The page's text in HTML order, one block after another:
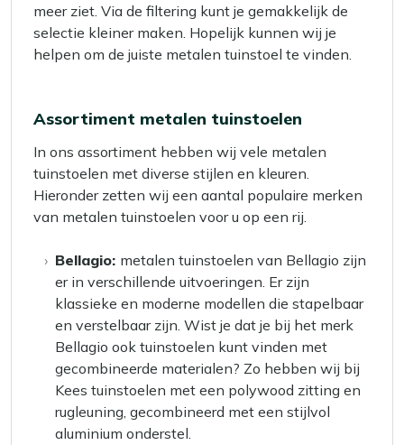
meer ziet. Via de filtering kunt je gemakkelijk de
selectie kleiner maken. Hopelijk kunnen wij je
helpen om de juiste metalen tuinstoel te vinden.
Assortiment metalen tuinstoelen
In ons assortiment hebben wij vele metalen
tuinstoelen met diverse stijlen en kleuren.
Hieronder zetten wij een aantal populaire merken
van metalen tuinstoelen voor u op een rij.
Bellagio: metalen tuinstoelen van Bellagio zijn
er in verschillende uitvoeringen. Er zijn
klassieke en moderne modellen die stapelbaar
en verstelbaar zijn. Wist je dat je bij het merk
Bellagio ook tuinstoelen kunt vinden met
gecombineerde materialen? Zo hebben wij bij
Kees tuinstoelen met een polywood zitting en
rugleuning, gecombineerd met een stijlvol
aluminium onderstel.